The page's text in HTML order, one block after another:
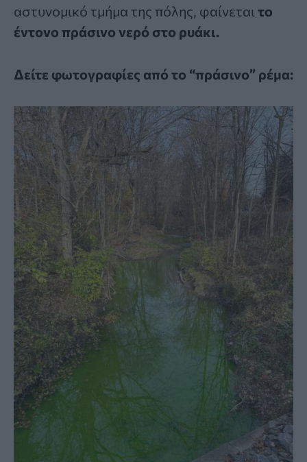
αστυνομικό τμήμα της πόλης, φαίνεται το
έντονο πράσινο νερό στο ρυάκι.
Δείτε φωτογραφίες από το “πράσινο” ρέμα: